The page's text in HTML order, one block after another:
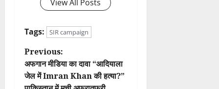
View All Posts
Tags: SIR campaign
P
o
Previous:
अफगान मीडिया का दावा “आदियाला
जेल में Imran Khan की हत्या?”